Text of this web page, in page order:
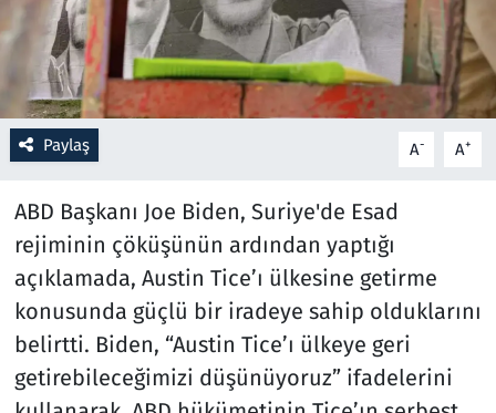
Paylaş A- A+
ABD Başkanı Joe Biden, Suriye'de Esad
rejiminin çöküşünün ardından yaptığı
açıklamada, Austin Tice’ı ülkesine getirme
konusunda güçlü bir iradeye sahip olduklarını
belirtti. Biden, “Austin Tice’ı ülkeye geri
getirebileceğimizi düşünüyoruz” ifadelerini
Sağlık
Savunma Sanayi
Seçim 2023
Spor
Teknoloji ve Bilim
Televizyon